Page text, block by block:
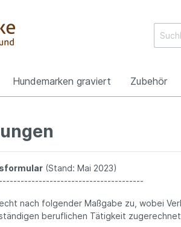
Hundemarken graviert Zubehör
(Stand: Mai 2023)
nach folgender Maßgabe zu, wobei
beruflichen Tätigkeit